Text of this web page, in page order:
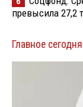
превысила 27,2
Главное сегодня